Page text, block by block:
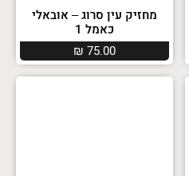
מחזיק עין סרוג – אובאלי
כאמל 1
₪ 75.00